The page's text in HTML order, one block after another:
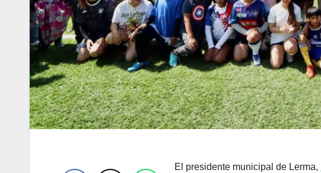
El presidente municipal de Lerma,